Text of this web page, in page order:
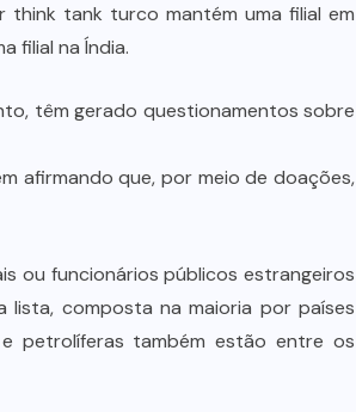
think tank turco mantém uma filial em
filial na Índia.
têm gerado questionamentos sobre
afirmando que, por meio de doações,
ou funcionários públicos estrangeiros
lista, composta na maioria por países
petrolíferas também estão entre os